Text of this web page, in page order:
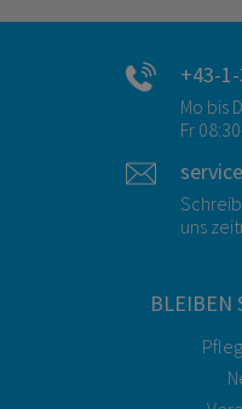
+43-
Mo bis
Fr
uns
BLEIBEN